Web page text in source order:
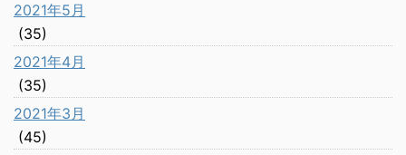
2021年5月
(35)
2021年4月
(35)
2021年3月
(45)